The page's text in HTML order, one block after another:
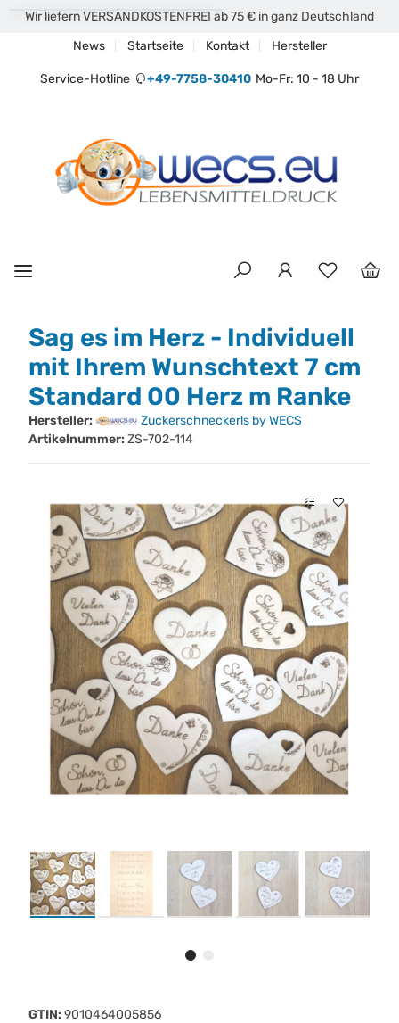
Wir liefern VERSANDKOSTENFREI ab 75 € in ganz Deutschland
News
Startseite Kontakt Hersteller
Service-Hotline +49-7758-30410 Mo-Fr: 10 - 18 Uhr
Sag es im Herz - Individuell
mit Ihrem Wunschtext 7 cm
Standard 00 Herz m Ranke
Hersteller:
Zuckerschneckerls by WECS
Artikelnummer: ZS-702-114
GTIN: 9010464005856